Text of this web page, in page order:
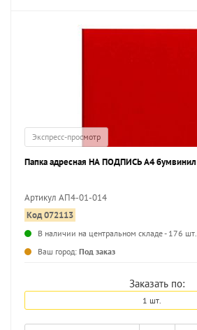
Экспресс-просмотр
Папка адресная НА ПОДПИСЬ А4 бумвинил
Артикул АП4-01-014
Код 072113
В наличии на центральном складе - 176 шт.
Ваш город: Под заказ
Заказать по:
1 шт.